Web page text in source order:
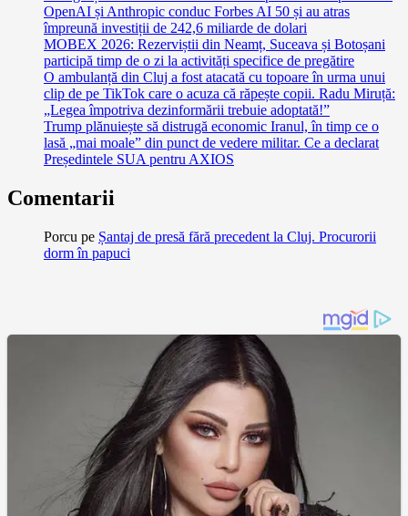
OpenAI și Anthropic conduc Forbes AI 50 și au atras
împreună investiții de 242,6 miliarde de dolari
MOBEX 2026: Rezerviștii din Neamț, Suceava și Botoșani
participă timp de o zi la activități specifice de pregătire
O ambulanță din Cluj a fost atacată cu topoare în urma unui
clip de pe TikTok care o acuza că răpește copii. Radu Miruță:
„Legea împotriva dezinformării trebuie adoptată!”
Trump plănuiește să distrugă economic Iranul, în timp ce o
lasă „mai moale” din punct de vedere militar. Ce a declarat
Președintele SUA pentru AXIOS
Comentarii
Porcu pe Șantaj de presă fără precedent la Cluj. Procurorii
dorm în papuci